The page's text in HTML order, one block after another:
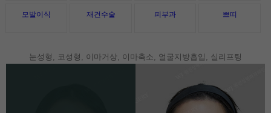
모발이식 재건수술 피부과 쁘띠
눈성형, 코성형, 이마거상, 이마축소, 얼굴지방흡입, 실리프팅